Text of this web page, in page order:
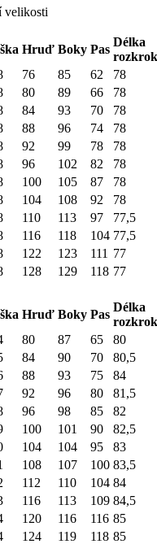
velikosti
Hruď Boky Pas
Délka
76 85 62
78
80 89 66
78
84 93 70
78
88 96 74
78
92 99 78
78
96 102 82
78
100 105 87
78
104 108 92
78
110 113 97
77,5
116 118 104 77,5
122 123 111 77
128 129 118 77
Hruď Boky Pas
Délka
80 87 65
80
84 90 70
80,5
88 93 75
84
92 96 80
81,5
96 98 85
82
100 101 90
82,5
104 104 95
83
108 107 100 83,5
112 110 104 84
116 113 109 84,5
120 116 116 85
124 119 118 85